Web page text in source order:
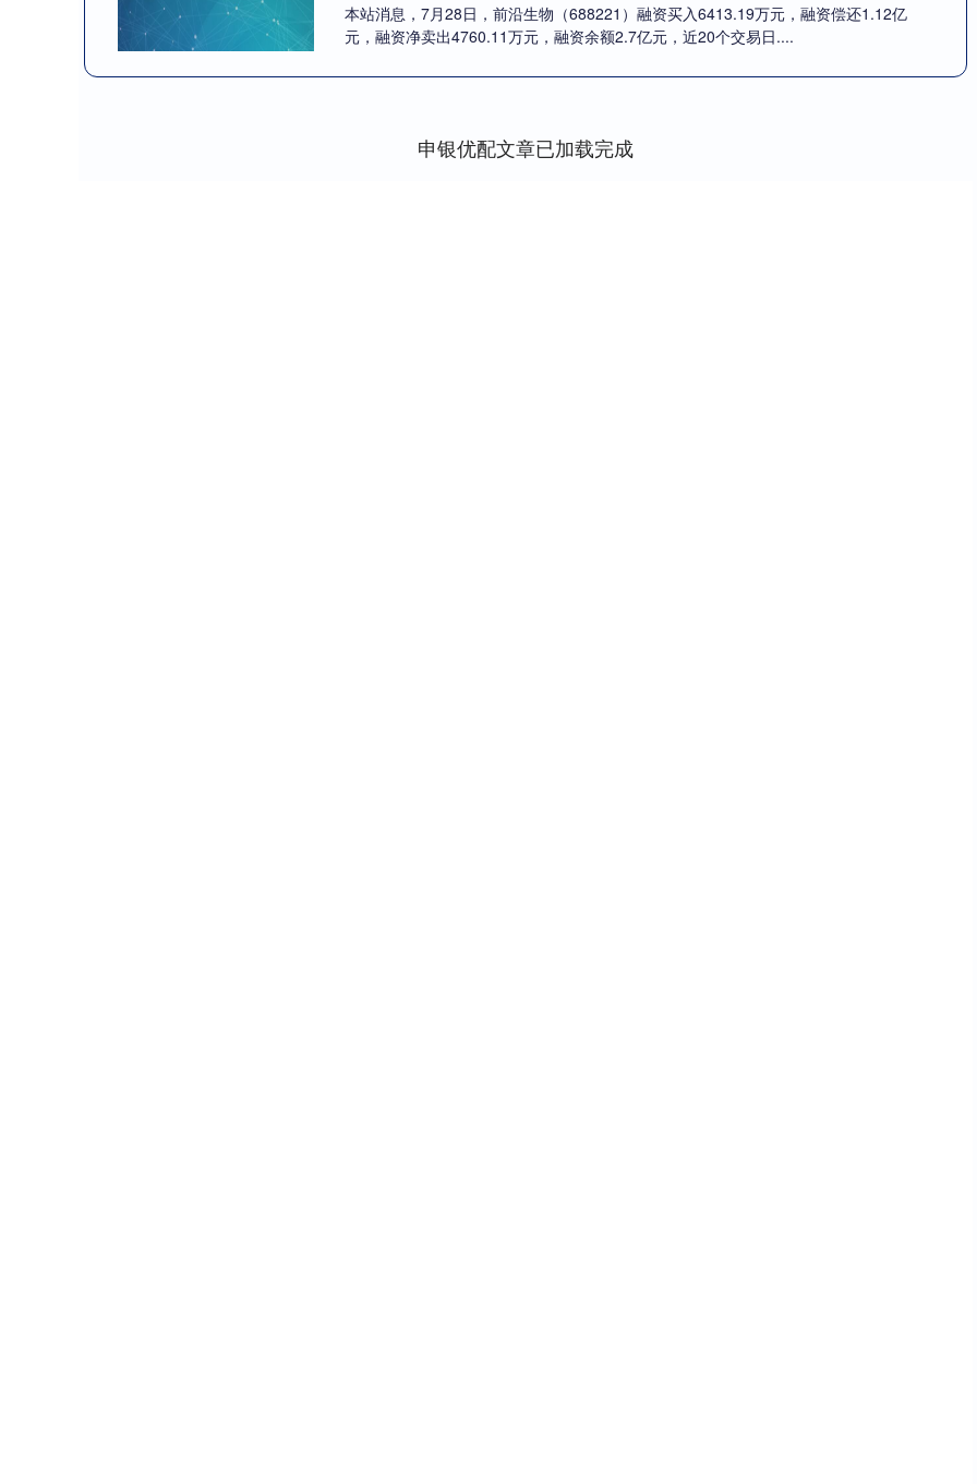
本站消息，7月28日，前沿生物（688221）融资买入6413.19万元，融资偿还1.12亿
元，融资净卖出4760.11万元，融资余额2.7亿元，近20个交易日....
申银优配文章已加载完成